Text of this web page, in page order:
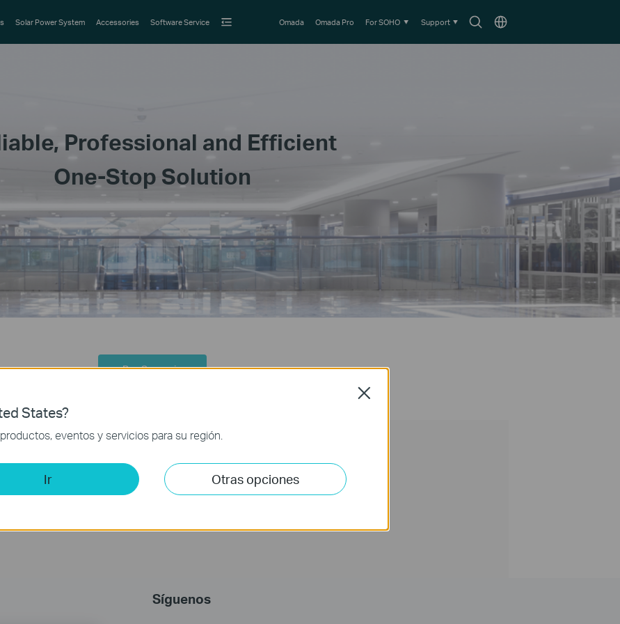
SearchChoose
Solar Power System Accessories Software Service Omada Omada Pro For SOHO Support
Professional and Efficient
One-Stop Solution
Por Scenario
Síguenos
States?
eventos y servicios para su región.
Ir Otras opciones
Close